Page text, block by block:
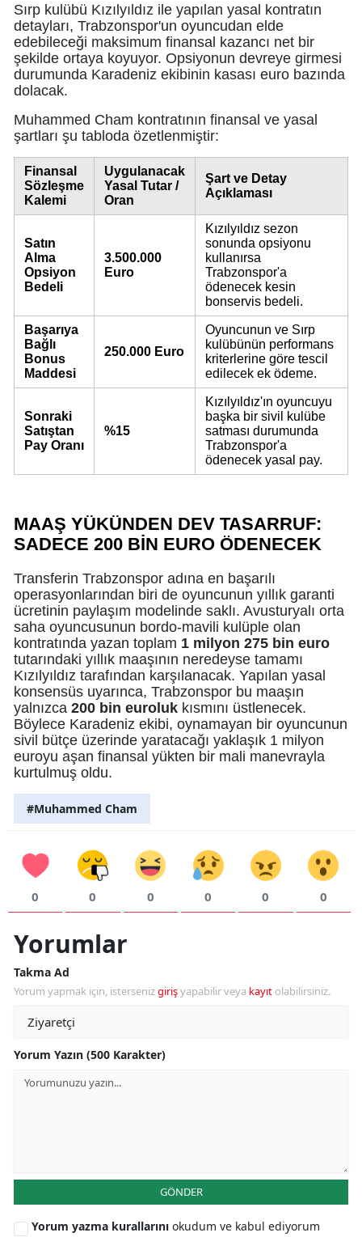
Sırp kulübü Kızılyıldız ile yapılan yasal kontratın
detayları, Trabzonspor'un oyuncudan elde
edebileceği maksimum finansal kazancı net bir
şekilde ortaya koyuyor. Opsiyonun devreye girmesi
durumunda Karadeniz ekibinin kasası euro bazında
dolacak.
Muhammed Cham kontratının finansal ve yasal
şartları şu tabloda özetlenmiştir:
Finansal
Sözleşme
Kalemi
Uygulanacak
Yasal Tutar /
Oran
Şart ve Detay
Açıklaması
Satın
Alma
Opsiyon
Bedeli
3.500.000
Euro
Kızılyıldız sezon
sonunda opsiyonu
kullanırsa
Trabzonspor'a
ödenecek kesin
bonservis bedeli.
Başarıya
Bağlı
Bonus
Maddesi
250.000 Euro
Oyuncunun ve Sırp
kulübünün performans
kriterlerine göre tescil
edilecek ek ödeme.
Sonraki
Satıştan
Pay Oranı
%15
Kızılyıldız'ın oyuncuyu
başka bir sivil kulübe
satması durumunda
Trabzonspor'a
ödenecek yasal pay.
MAAŞ YÜKÜNDEN DEV TASARRUF:
SADECE 200 BİN EURO ÖDENECEK
Transferin Trabzonspor adına en başarılı
operasyonlarından biri de oyuncunun yıllık garanti
ücretinin paylaşım modelinde saklı. Avusturyalı orta
saha oyuncusunun bordo-mavili kulüple olan
kontratında yazan toplam 1 milyon 275 bin euro
tutarındaki yıllık maaşının neredeyse tamamı
Kızılyıldız tarafından karşılanacak. Yapılan yasal
konsensüs uyarınca, Trabzonspor bu maaşın
yalnızca 200 bin euroluk kısmını üstlenecek.
Böylece Karadeniz ekibi, oynamayan bir oyuncunun
sivil bütçe üzerinde yaratacağı yaklaşık 1 milyon
euroyu aşan finansal yükten bir mali manevrayla
kurtulmuş oldu.
#Muhammed Cham
0 0 0 0 0 0
Yorumlar
Takma Ad
Yorum yapmak için, istersenizgirişyapabilir veya kayıt olabilirsiniz.
Yorum Yazın (500 Karakter)
GÖNDER
Yorum yazma kurallarını okudum ve kabul ediyorum